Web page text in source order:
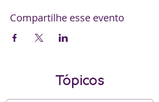
Compartilhe esse evento
Tópicos